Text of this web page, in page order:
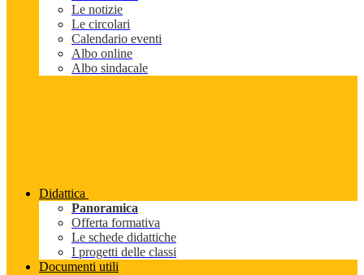
Le notizie
Le circolari
Calendario eventi
Albo online
Albo sindacale
Didattica
Panoramica
Offerta formativa
Le schede didattiche
I progetti delle classi
Documenti utili